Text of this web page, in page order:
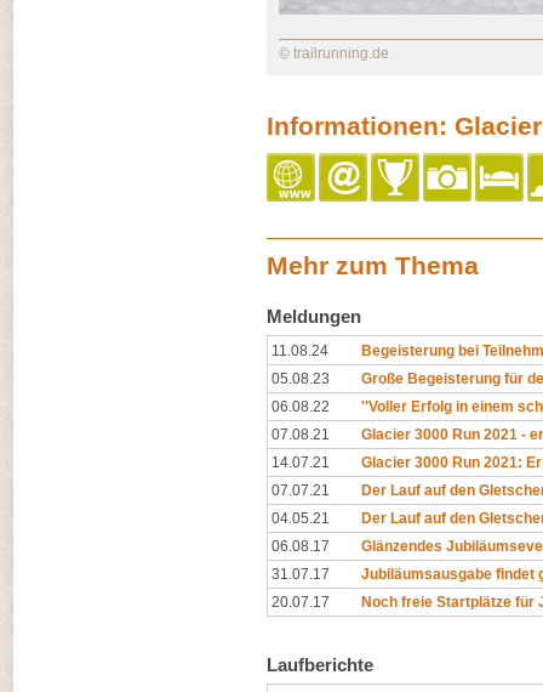
© trailrunning.de
Informationen:
Mehr zum Thema
Meldungen
11.08.24
Begeisterung bei
05.08.23
Große Begeisterung für
06.08.22
''Voller Erfolg in einem
07.08.21
Glacier 3000 Run 2021 -
14.07.21
Glacier 3000 Run 2021:
07.07.21
Der Lauf auf den
04.05.21
Der Lauf auf den
06.08.17
Glänzendes
31.07.17
Jubiläumsausgabe findet
20.07.17
Noch freie Startplätze für
Laufberichte